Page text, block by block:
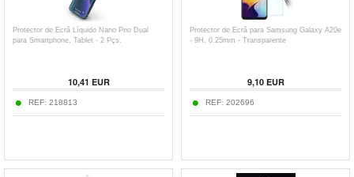
Protector de Ecrã Líquido Nano Prio Dual
para Smartphone, Tablet - 2 Pçs.
10,41 EUR
REF: 218813
Protector de Ecrã para Samsung Galaxy A20e
- 9H, 0.25mm - Transparente
9,10EUR
REF: 202696